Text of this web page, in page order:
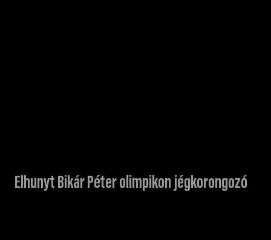
Elhunyt Bikár Péter olimpikon jégkorongozó